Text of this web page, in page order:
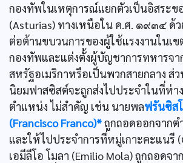
กองทัพในเหตุการณ์แยกตัวเป็นอิสระข
(Asturias) ทางเหนือใน ค.ศ. ๑๙๓๔ ด้
ต่อต้านขบวนการของผู้ใช้แรงงานในเ
กองทัพและแต่งตั้งผู้บัญชาการทหารจ
สหรัฐอเมริกาหรือเป็นพวกสายกลาง ส่
นิยมฟาสซิสต์จะถูกส่งไปประจำในที่ห่า
ตำแหน่ง ไม่สำคัญ เช่น นายพลฟรันซิส
(Francisco Franco)*ถูกถอดออกจากต
และให้ไปประจำการที่หมู่เกาะคะแนรี
เอมีลีโอ โมลา (Emilio Mola) ถูกถอดจ